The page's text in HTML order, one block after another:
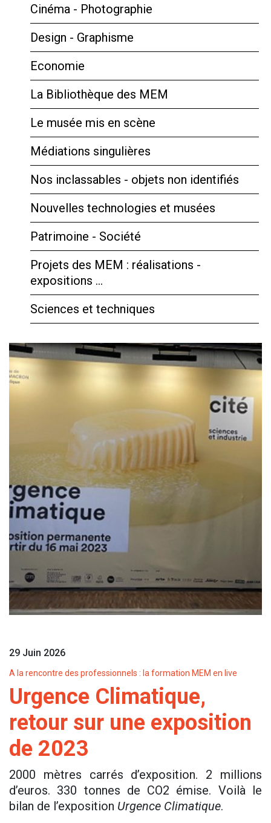
Cinéma - Photographie
Design - Graphisme
Economie
La Bibliothèque des MEM
Le musée mis en scène
Médiations singulières
Nos inclassables - objets non identifiés
Nouvelles technologies et musées
Patrimoine - Société
Projets des MEM : réalisations -
expositions …
Sciences et techniques
29 Juin 2026
A la rencontre des professionnels : la formation MEM en live
Urgence Climatique,
retour sur une exposition
de 2023
2000 mètres carrés d’exposition. 2 millions
d’euros. 330 tonnes de CO2 émise. Voilà le
bilan de l’exposition Urgence Climatique.